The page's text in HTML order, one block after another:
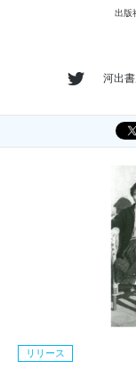
出版
河出
リリース